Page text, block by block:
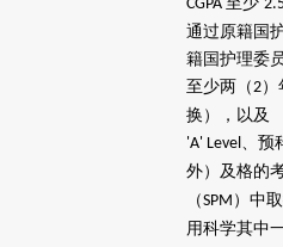
CGPA
通过原籍国
籍国护理委
至少两（2）
换），以及
'A' Level、预
外）及格的
（SPM ）中
用科学其中